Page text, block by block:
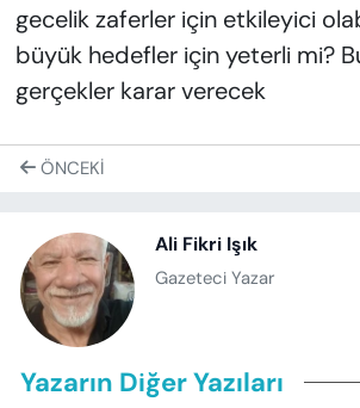
gecelik zaferler için etkileyici
büyük hedefler için yeterli mi?
gerçekler karar verecek
ÖNCEKI
Ali Fikri Işık
Gazeteci Yazar
Yazarın Diğer Yazıları